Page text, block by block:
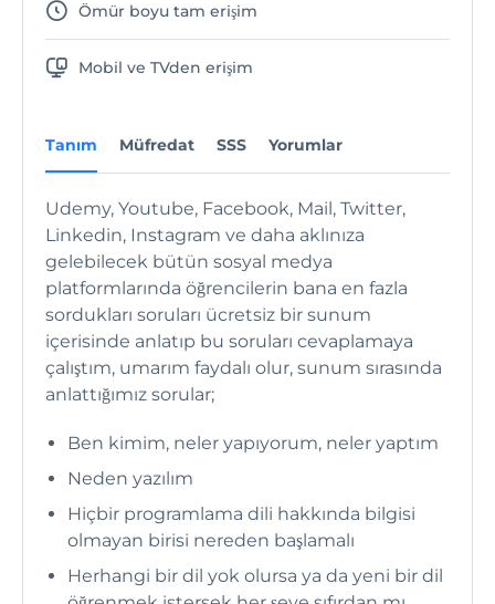
Tanım Müfredat SSS Yorumlar
Udemy, Youtube, Facebook, Mail, Twitter,
Linkedin, Instagram ve daha aklınıza
gelebilecek bütün sosyal medya
platformlarında öğrencilerin bana en fazla
sordukları soruları ücretsiz bir sunum
içerisinde anlatıp bu soruları cevaplamaya
çalıştım, umarım faydalı olur, sunum sırasında
anlattığımız sorular;
Ben kimim, neler yapıyorum, neler yaptım
Neden yazılım
Hiçbir programlama dili hakkında bilgisi
olmayan birisi nereden başlamalı
Herhangi bir dil yok olursa ya da yeni bir dil
Ömür boyu tam erişim
Mobil ve TVden erişim